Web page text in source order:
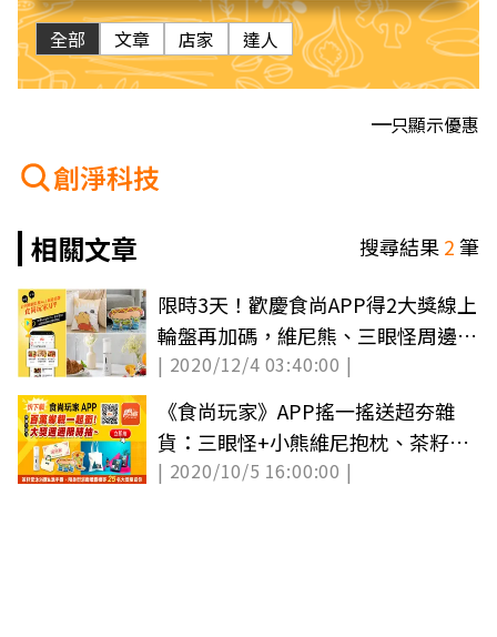
全部 文章 店家 達人
只顯示優惠
創淨科技
相關文章
搜尋結果2筆
限時3天！歡慶食尚APP得2大獎線上
輪盤再加碼，維尼熊、三眼怪周邊好
禮即抽即中
| 2020/12/4 03:40:00 |
《食尚玩家》APP搖一搖送超夯雜
貨：三眼怪+小熊維尼抱枕、茶籽堂
沐浴禮盒等6大獎（得獎名單已公
| 2020/10/5 16:00:00 |